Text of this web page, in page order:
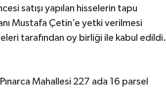
satışı yapılan hisselerin tapu
Mustafa Çetin’e yetki verilmesi
tarafından oy birliği ile kabul edildi.
Mahallesi 227 ada 16 parsel